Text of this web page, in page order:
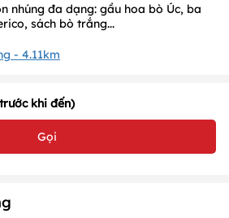
nhúng đa dạng: gầu hoa bò Úc, ba
sách bò trắng...
- 4.11km
khi đến)
Gọi